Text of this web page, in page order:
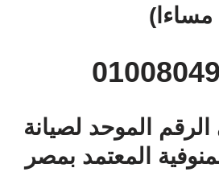
مساءا)
الموحد لصيانة
المعتمد بمصر